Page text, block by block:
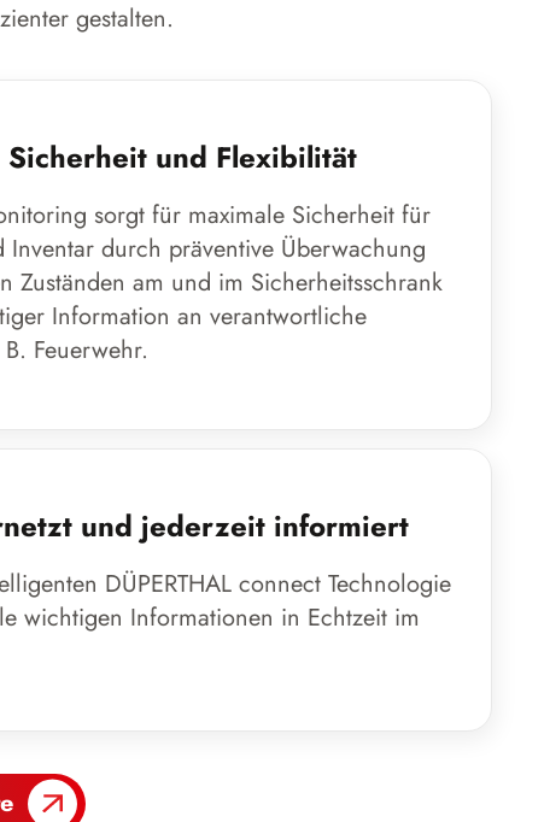
gestalten.
Sicherheit und Flexibilität
sorgt für maximale Sicherheit für
Inventar durch präventive Überwachung
Zuständen am und im Sicherheitsschrank
Information an verantwortliche
Feuerwehr.
und jederzeit informiert
DÜPERTHAL connect Technologie
wichtigen Informationen in Echtzeit im